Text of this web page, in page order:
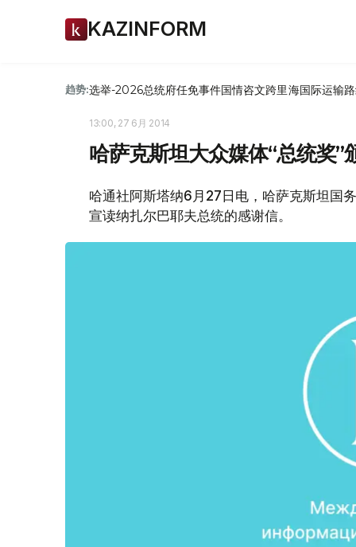
KAZINFORM
趋势:选举-2026总统府任免事件国情咨文跨里海国际运输
13:00, 27 6月 2014
哈萨克斯坦大众媒体“总统奖”
哈通社阿斯塔纳6月27日电，哈萨克斯坦国
宣读纳扎尔巴耶夫总统的感谢信。